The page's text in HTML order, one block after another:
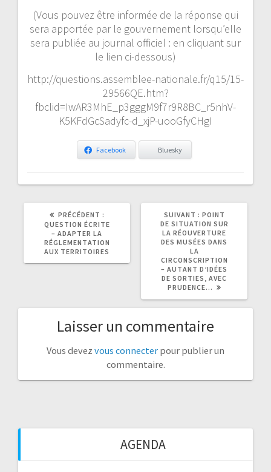
(Vous pouvez être informée de la réponse qui
sera apportée par le gouvernement lorsqu’elle
sera publiée au journal officiel : en cliquant sur
le lien ci-dessous)
http://questions.assemblee-nationale.fr/q15/15-
29566QE.htm?
fbclid=IwAR3MhE_p3gggM9f7r9R8BC_r5nhV-
K5KFdGcSadyfc-d_xjP-uooGfyCHgI
Facebook Bluesky
PRÉCÉDENT :
ARTICLE
PRÉCÉDENT
QUESTION ÉCRITE
– ADAPTER LA
RÉGLEMENTATION
AUX TERRITOIRES
SUIVANT :
ARTICLE
POINT
DE SITUATION SUR
LA RÉOUVERTURE
DES MUSÉES DANS
LA
CIRCONSCRIPTION
– AUTANT D’IDÉES
DE SORTIES, AVEC
PRUDENCE…
Laisser un commentaire
Vous devez vous connecter pour publier un
commentaire.
AGENDA